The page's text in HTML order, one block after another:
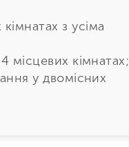
з усіма
місцевих кімнатах;
у двомісних